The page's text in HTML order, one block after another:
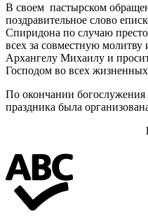
В своем пастырском
поздравительное слово
Спиридона по случаю
всех за совместную молитву
Архангелу Михаилу и
Господом во всех жизненных
По окончании богослужения
праздника была